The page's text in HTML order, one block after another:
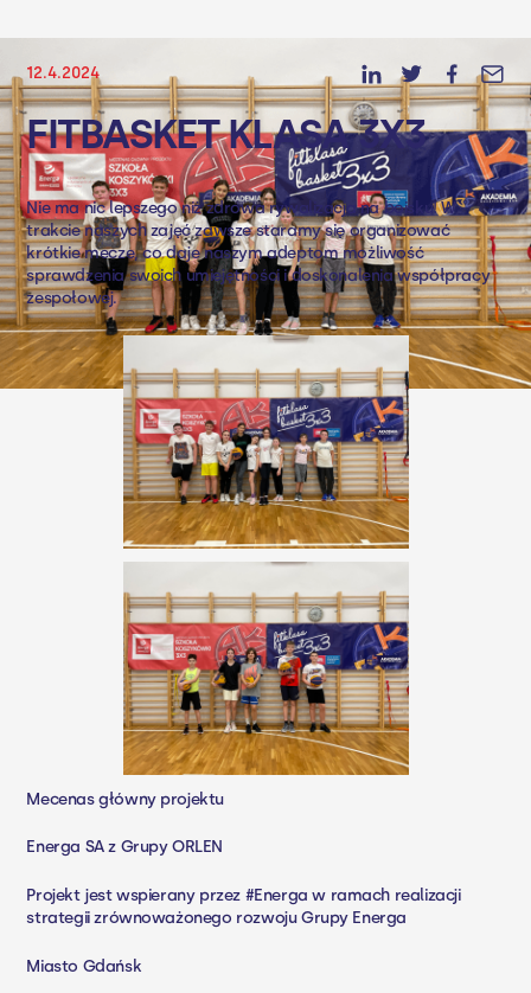
12.4.2024
FITBASKET KLASA 3X3
Nie ma nic lepszego niż zdrowa rywalizacja na boisku! W
trakcie naszych zajęć zawsze staramy się organizować
krótkie mecze, co daje naszym adeptom możliwość
sprawdzenia swoich umiejętności i doskonalenia współpracy
zespołowej.
Mecenas główny projektu
Energa SAz Grupy ORLEN
Projekt jest wspierany przez #Energa w ramach realizacji
strategii zrównoważonego rozwoju Grupy Energa
Miasto Gdańsk